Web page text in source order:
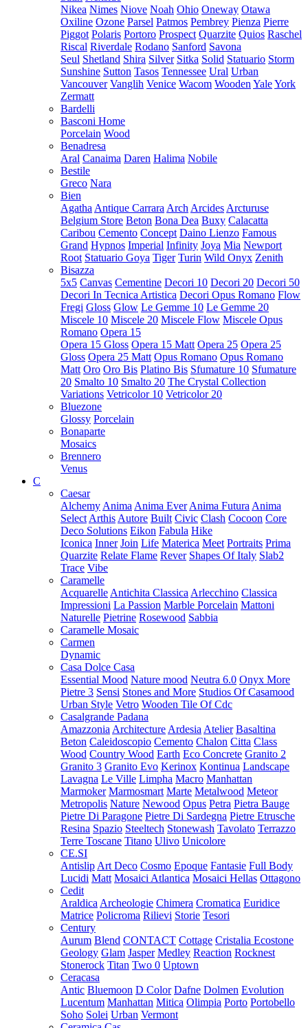
Nikea Nimes Niove Noah Ohio Oneway Otawa
Oxiline Ozone Parsel Patmos Pembrey Pienza Pierre
Piggot Polaris Portoro Prospect Quarzite Quios Raschel
Riscal Riverdale Rodano Sanford Savona
Seul Shetland Shira Silver Sitka Solid Statuario Storm
Sunshine Sutton Tasos Tennessee Ural Urban
Vancouver Vanglih Venice Wacom Wooden YaleYork
Zermatt
Bardelli
Basconi Home
Porcelain Wood
Benadresa
Aral Canaima Daren Halima Nobile
Bestile
Greco Nara
Bien
Agatha Antique Carrara Arch Arcides Arcturuse
Belgium Store Beton Bona Dea Buxy Calacatta
Caribou Cemento Concept Daino Lienzo Famous
Grand Hypnos Imperial Infinity Joya Mia Newport
Root Statuario Goya Tiger Turin Wild Onyx Zenith
Bisazza
5x5 Canvas Cementine Decori 10 Decori 20 Decori 50
Decori In Tecnica Artistica Decori Opus Romano Flow
Fregi Gloss Glow Le Gemme 10 Le Gemme 20
Miscele 10 Miscele 20 Miscele Flow Miscele Opus
Romano Opera 15
Opera 15 Gloss Opera 15 Matt Opera 25 Opera 25
Gloss Opera 25 Matt Opus Romano Opus Romano
Matt Oro Oro Bis Platino Bis Sfumature 10 Sfumature
20 Smalto 10 Smalto 20 The Crystal Collection
Variations Vetricolor 10 Vetricolor 20
Bluezone
Glossy Porcelain
Bonaparte
Mosaics
Brennero
Venus
C
Caesar
Alchemy Anima Anima Ever Anima Futura Anima
Select Arthis Autore Built Civic Clash Cocoon Core
Deco Solutions Eikon Fabula Hike
Iconica Inner Join Life Materica Meet Portraits Prima
Quarzite Relate Flame Rever Shapes Of Italy Slab2
Trace Vibe
Caramelle
Acquarelle Antichita Classica Arlecchino Classica
Impressioni La Passion Marble Porcelain Mattoni
Naturelle Pietrine Rosewood Sabbia
Caramelle Mosaic
Carmen
Dynamic
Casa Dolce Casa
Essential Mood Nature mood Neutra 6.0 Onyx More
Pietre 3 Sensi Stones and More Studios Of Casamood
Urban Style Vetro Wooden Tile Of Cdc
Casalgrande Padana
Amazzonia Architecture Ardesia Atelier Basaltina
Beton Caleidoscopio Cemento Chalon Citta Class
Wood Country Wood Earth Eco Concrete Granito 2
Granito 3 Granito Evo Kerinox Kontinua Landscape
Lavagna Le Ville Limpha Macro Manhattan
Marmoker Marmosmart Marte Metalwood Meteor
Metropolis Nature Newood Opus Petra Pietra Bauge
Pietre Di Paragone Pietre Di Sardegna Pietre Etrusche
Resina Spazio Steeltech Stonewash Tavolato Terrazzo
Terre Toscane Titano Ulivo Unicolore
CE.SI
Antislip Art Deco Cosmo Epoque Fantasie Full Body
Lucidi Matt Mosaici Atlantica Mosaici Hellas Ottagono
Cedit
Araldica Archeologie Chimera Cromatica Euridice
Matrice Policroma Rilievi Storie Tesori
Century
Aurum Blend CONTACT Cottage Cristalia Ecostone
Geology Glam Jasper Medley Reaction Rocknest
Stonerock Titan Two 0 Uptown
Ceracasa
Antic Bluemoon D Color Dafne Dolmen Evolution
Lucentum Manhattan Mitica Olimpia Porto Portobello
Soho Solei Urban Vermont